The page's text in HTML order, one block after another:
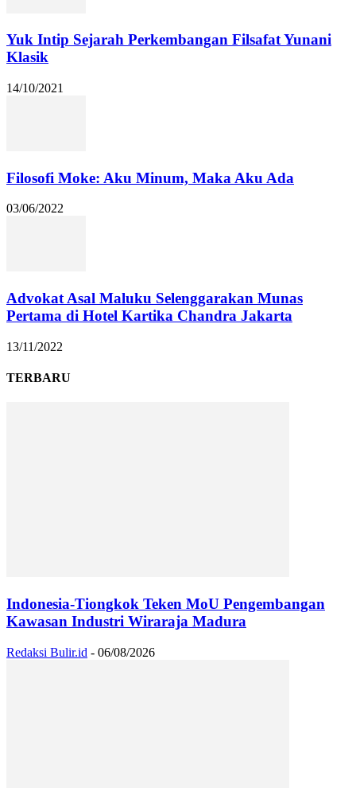
Yuk Intip Sejarah Perkembangan Filsafat Yunani
Klasik
14/10/2021
Filosofi Moke: Aku Minum, Maka Aku Ada
03/06/2022
Advokat Asal Maluku Selenggarakan Munas
Pertama di Hotel Kartika Chandra Jakarta
13/11/2022
TERBARU
Indonesia-Tiongkok Teken MoU Pengembangan
Kawasan Industri Wiraraja Madura
Redaksi Bulir.id - 06/08/2026